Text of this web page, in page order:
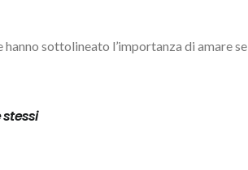
sottolineato l’importanza di amare se
stessi